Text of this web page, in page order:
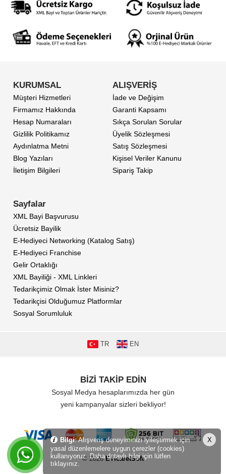
KURUMSAL
Müşteri Hizmetleri
Firmamız Hakkında
Hesap Numaraları
Gizlilik Politikamız
Aydınlatma Metni
Blog Yazıları
İletişim Bilgileri
ALIŞVERİŞ
İade ve Değişim
Garanti Kapsamı
Sıkça Sorulan Sorular
Üyelik Sözleşmesi
Satış Sözleşmesi
Kişisel Veriler Kanunu
Sipariş Takip
Sayfalar
XML Bayi Başvurusu
Ücretsiz Bayilik
E-Hediyeci Networking (Katalog Satış)
E-Hediyeci Franchise
Gelir Ortaklığı
XML Bayiliği - XML Linkleri
Tedarikçimiz Olmak İster Misiniz?
Tedarikçisi Olduğumuz Platformlar
Sosyal Sorumluluk
TR EN
BİZİ TAKİP EDİN
Sosyal Medya hesaplarımızda her gün
yeni kampanyalar sizleri bekliyor!
© 2026 ETicaretSoft
Bilgi: Alışveriş deneyiminizi iyileştirmek için
yasal düzenlemelere uygun çerezler (cookies)
kullanıyoruz. Daha detaylı bilgi için lütfen
tıklayınız.
X